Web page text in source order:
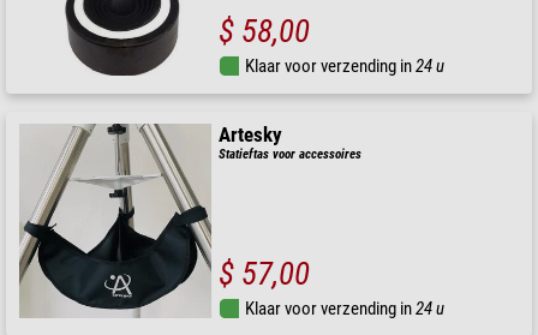
$ 58,00
Klaar voor verzending in24 u
Artesky
Statieftas voor accessoires
$ 57,00
Klaar voor verzending in24 u